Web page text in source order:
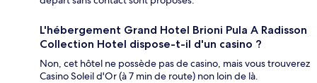
L'hébergement Grand Hotel Brioni Pula A Radisson
Collection Hotel dispose-t-il d'un casino ?
Non, cet hôtel ne possède pas de casino, mais vous trouverez
Casino Soleil d'Or (à 7 min de route) non loin de là.